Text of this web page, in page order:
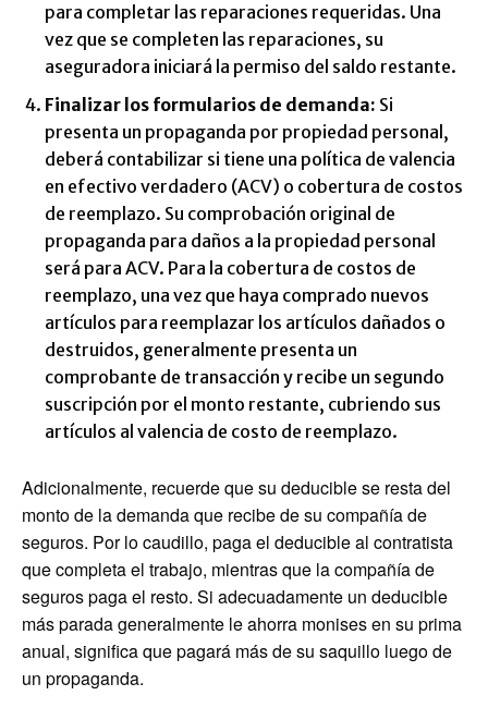
para completar las reparaciones requeridas. Una
vez que se completen las reparaciones, su
aseguradora iniciará la permiso del saldo restante.
Finalizar los formularios de demanda: Si
presenta un propaganda por propiedad personal,
deberá contabilizar si tiene una política de valencia
en efectivo verdadero (ACV) o cobertura de costos
de reemplazo. Su comprobación original de
propaganda para daños a la propiedad personal
será para ACV. Para la cobertura de costos de
reemplazo, una vez que haya comprado nuevos
artículos para reemplazar los artículos dañados o
destruidos, generalmente presenta un
comprobante de transacción y recibe un segundo
suscripción por el monto restante, cubriendo sus
artículos al valencia de costo de reemplazo.
Adicionalmente, recuerde que su deducible se resta del
monto de la demanda que recibe de su compañía de
seguros. Por lo caudillo, paga el deducible al contratista
que completa el trabajo, mientras que la compañía de
seguros paga el resto. Si adecuadamente un deducible
más parada generalmente le ahorra monises en su prima
anual, significa que pagará más de su saquillo luego de
un propaganda.